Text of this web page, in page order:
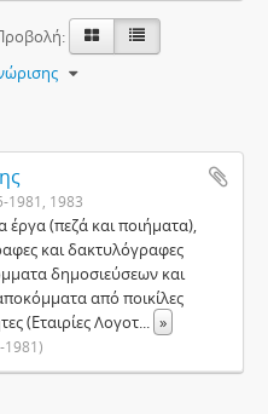
1981, 1983
(πεζά και ποιήματα),
και δακτυλόγραφες
δημοσιεύσεων και
από ποικίλες
(Εταιρίες Λογοτ... »
1981)